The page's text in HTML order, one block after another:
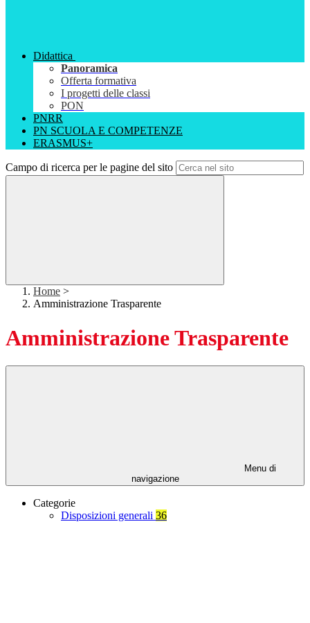
Didattica
Panoramica
Offerta formativa
I progetti delle classi
PON
PNRR
PN SCUOLA E COMPETENZE
ERASMUS+
Campo di ricerca per le pagine del sito
Home >
Amministrazione Trasparente
Amministrazione Trasparente
Menu di
navigazione
Categorie
Disposizioni generali 36